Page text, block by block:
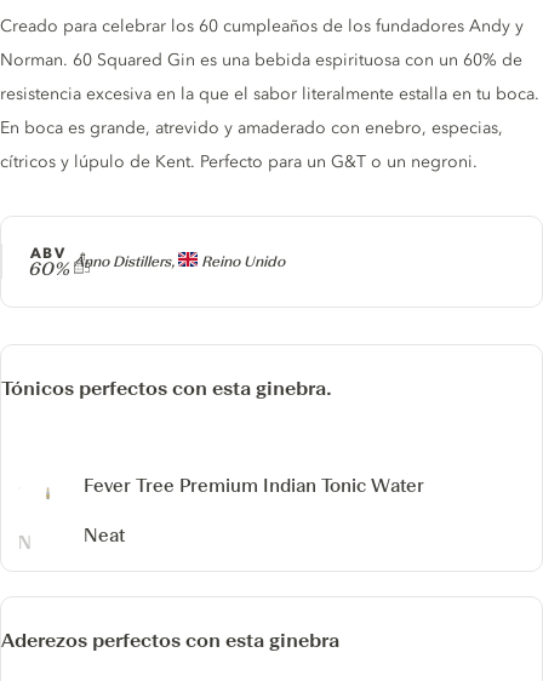
Producer
Anno Distillers, Reino Unido
ABV
60%
Gin description
Creado para celebrar los 60 cumpleaños de los fundadores Andy y
Norman. 60 Squared Gin es una bebida espirituosa con un 60% de
resistencia excesiva en la que el sabor literalmente estalla en tu boca.
En boca es grande, atrevido y amaderado con enebro, especias,
cítricos y lúpulo de Kent. Perfecto para un G&T o un negroni.
Tónicos perfectos con esta ginebra.
Fever Tree Premium Indian Tonic Water
Neat
Aderezos perfectos con esta ginebra